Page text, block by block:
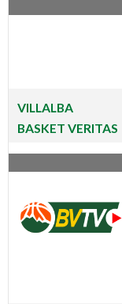
l
a
VILLALBA
BASKET VERITAS